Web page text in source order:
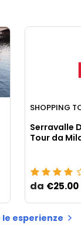
SHOPPING
Serravalle
Tour da
da €25.00
esperienze